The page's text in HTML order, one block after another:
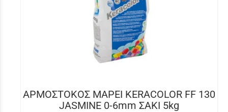
ΑΡΜΟΣΤΟΚΟΣ MAPEI KERACOLOR FF 130
JASMINE 0-6mm ΣΑΚΙ 5kg